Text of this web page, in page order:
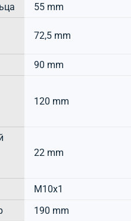
55 mm
72,5 mm
90 mm
120 mm
22 mm
M10x1
190 mm